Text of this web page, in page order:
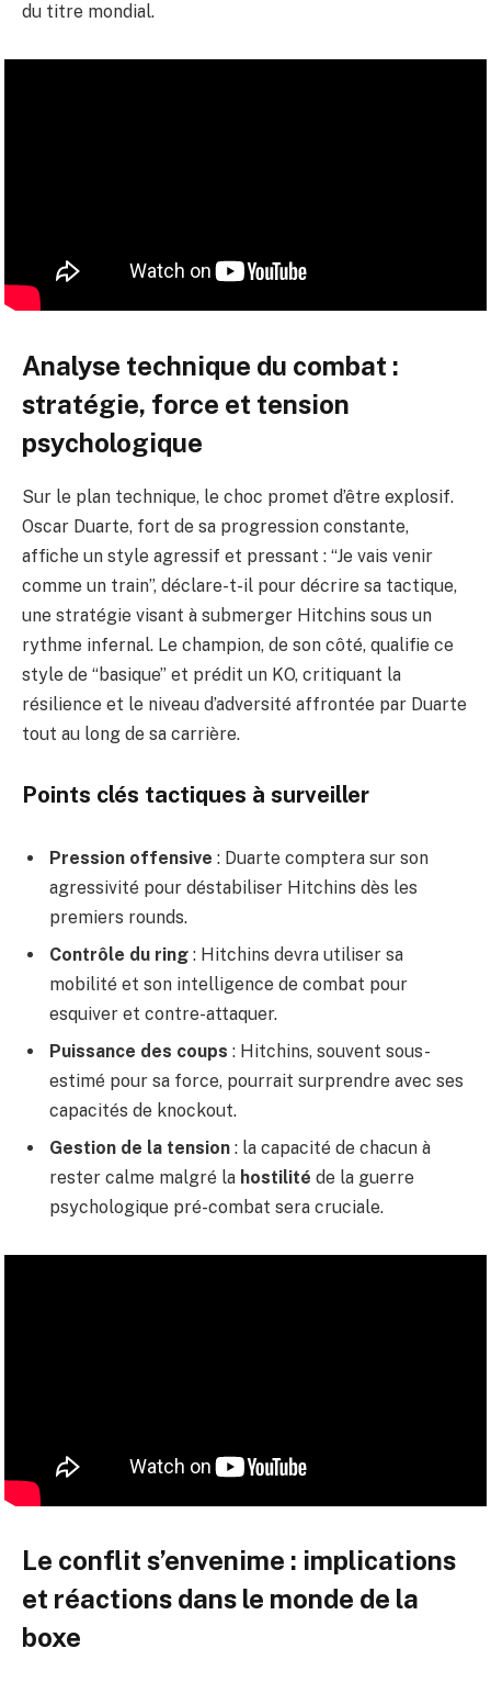
du titre mondial.
Analyse technique du combat :
stratégie, force et tension
psychologique
Sur le plan technique, le choc promet d’être explosif.
Oscar Duarte, fort de sa progression constante,
affiche un style agressif et pressant : “Je vais venir
comme un train”, déclare-t-il pour décrire sa tactique,
une stratégie visant à submerger Hitchins sous un
rythme infernal. Le champion, de son côté, qualifie ce
style de “basique” et prédit un KO, critiquant la
résilience et le niveau d’adversité affrontée par Duarte
tout au long de sa carrière.
Points clés tactiques à surveiller
Pression offensive : Duarte comptera sur son
agressivité pour déstabiliser Hitchins dès les
premiers rounds.
Contrôle du ring : Hitchins devra utiliser sa
mobilité et son intelligence de combat pour
esquiver et contre-attaquer.
Puissance des coups : Hitchins, souvent sous-
estimé pour sa force, pourrait surprendre avec ses
capacités de knockout.
Gestion de la tension : la capacité de chacun à
rester calme malgré la hostilité de la guerre
psychologique pré-combat sera cruciale.
Le conflit s’envenime : implications
et réactions dans le monde de la
boxe